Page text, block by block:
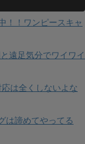
！！ワンピースキャ
遠足気分でワイワイ
は全くしないよな
は諦めてやってる